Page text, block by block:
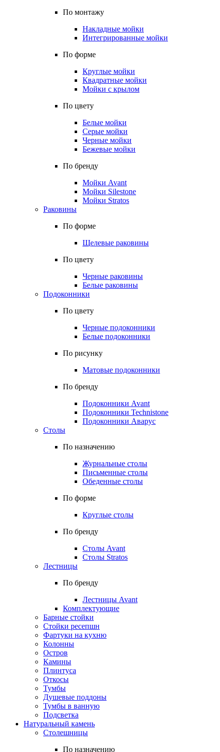
По монтажу
Накладные мойки
Интегрированные мойки
По форме
Круглые мойки
Квадратные мойки
Мойки с крылом
По цвету
Белые мойки
Серые мойки
Черные мойки
Бежевые мойки
По бренду
Мойки Avant
Мойки Silestone
Мойки Stratos
Раковины
По форме
Щелевые раковины
По цвету
Черные раковины
Белые раковины
Подоконники
По цвету
Черные подоконники
Белые подоконники
По рисунку
Матовые подоконники
По бренду
Подоконники Avant
Подоконники Technistone
Подоконники Аварус
Столы
По назначению
Журнальные столы
Письменные столы
Обеденные столы
По форме
Круглые столы
По бренду
Столы Avant
Столы Stratos
Лестницы
По бренду
Лестницы Avant
Комплектующие
Барные стойки
Стойки ресепшн
Фартуки на кухню
Колонны
Остров
Камины
Плинтуса
Откосы
Тумбы
Душевые поддоны
Тумбы в ванную
Подсветка
Натуральный камень
Столешницы
По назначению